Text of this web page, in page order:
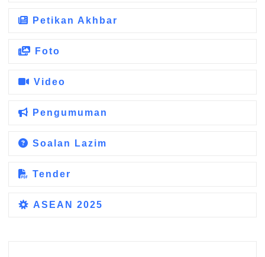
Petikan Akhbar
Foto
Video
Pengumuman
Soalan Lazim
Tender
ASEAN 2025